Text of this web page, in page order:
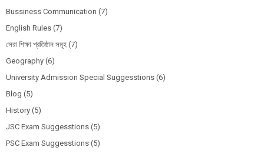
Bussiness Communication (7)
English Rules (7)
সেরা শিক্ষা প্রতিষ্ঠান সমূহ (7)
Geography (6)
University Admission Special Suggesstions (6)
Blog (5)
History (5)
JSC Exam Suggesstions (5)
PSC Exam Suggesstions (5)